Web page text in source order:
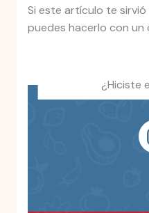
Si este artículo te
puedes hacerlo con un
¿Hiciste